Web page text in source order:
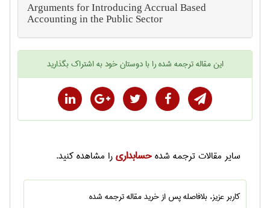
Arguments for Introducing Accrual Based
Accounting in the Public Sector
اینمقاله ترجمه شدهرا با دوستان خود به اشتراک بگذارید
سایرمقالات ترجمه شدهحسابداریرا مشاهده کنید.
کاربر عزیز، بلافاصله پس از خریدمقاله ترجمه شده